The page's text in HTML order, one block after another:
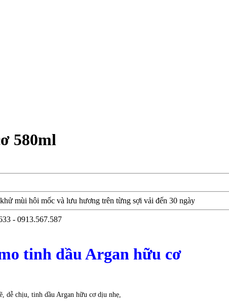
580ml
mùi hôi mốc và lưu hương trên từng sợi vải đến 30 ngày
- 0913.567.587
tinh dầu Argan hữu cơ
dễ chịu, tinh dầu Argan hữu cơ dịu nhẹ,